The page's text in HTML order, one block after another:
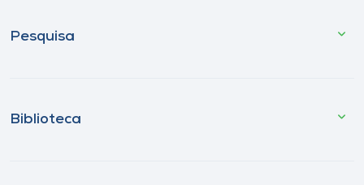
Pesquisa
Biblioteca